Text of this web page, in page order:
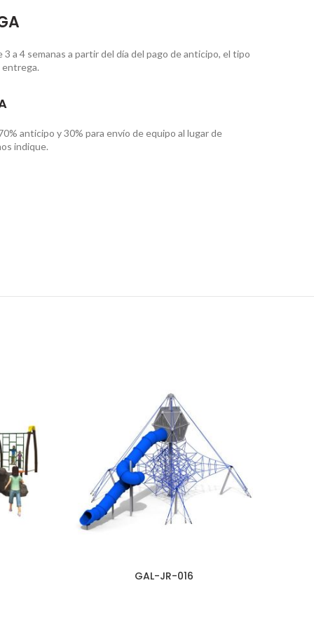
a 4 semanas a partir del día del pago de anticipo, el tipo
anticipo y 30% para envío de equipo al lugar de
indique.
GAL-JR-016